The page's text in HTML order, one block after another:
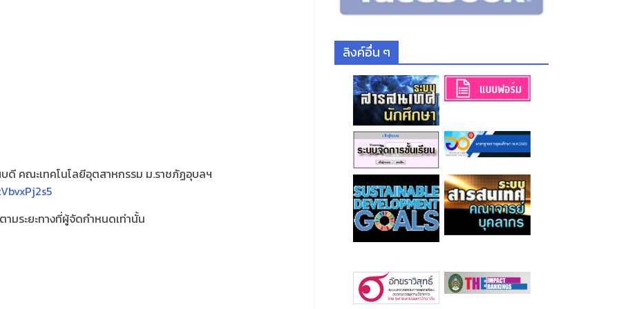
คณะเทคโนโลยีอุตสาหกรรม ม.ราชภัฏอุบลฯ
ามระยะทางที่ผู้จัดกำหนดเท่านั้น
ลิงค์อื่น ๆ